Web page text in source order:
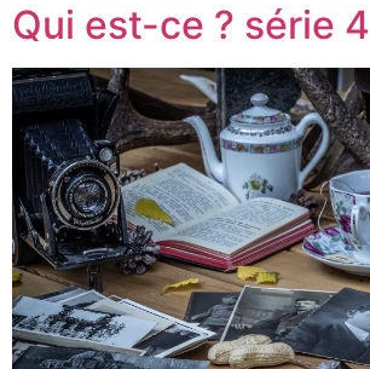
Qui est-ce ? série 4